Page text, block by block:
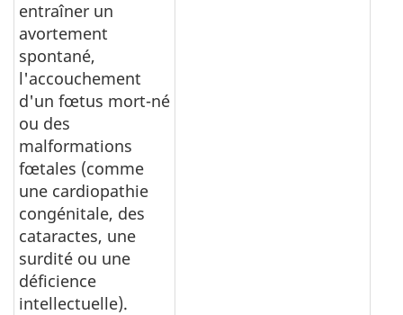
entraîner un
avortement
spontané,
l'accouchement
d'un fœtus mort-né
ou des
malformations
fœtales (comme
une cardiopathie
congénitale, des
cataractes, une
surdité ou une
déficience
intellectuelle).